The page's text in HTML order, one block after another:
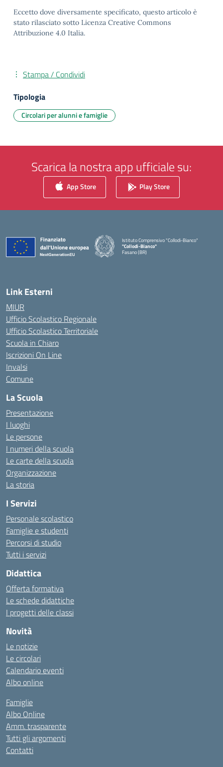
Eccetto dove diversamente specificato, questo articolo è
stato rilasciato sotto Licenza Creative Commons
Attribuzione 4.0 Italia.
Stampa / Condividi
Tipologia
Circolari per alunni e famiglie
Scarica la nostra app ufficiale su:
App Store Play Store
Istituto Comprensivo "Collodi-Bianco"
"Collodi-Bianco"
Fasano (BR)
Link Esterni
MIUR
Ufficio Scolastico Regionale
Ufficio Scolastico Territoriale
Scuola in Chiaro
Iscrizioni On Line
Invalsi
Comune
La Scuola
Presentazione
I luoghi
Le persone
I numeri della scuola
Le carte della scuola
Organizzazione
La storia
I Servizi
Personale scolastico
Famiglie e studenti
Percorsi di studio
Tutti i servizi
Didattica
Offerta formativa
Le schede didattiche
I progetti delle classi
Novità
Le notizie
Le circolari
Calendario eventi
Albo online
Famiglie
Albo Online
Amm. trasparente
Tutti gli argomenti
Contatti